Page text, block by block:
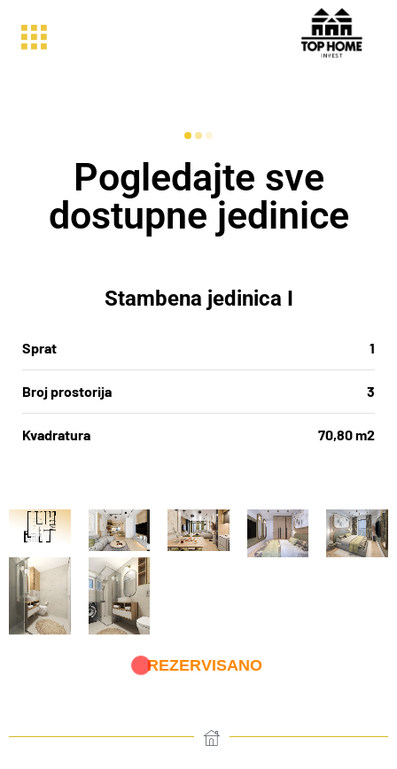
Pogledajte sve
dostupne jedinice
Stambena jedinica I
Sprat 1
Broj prostorija 3
Kvadratura 70,80 m2
REZERVISANO